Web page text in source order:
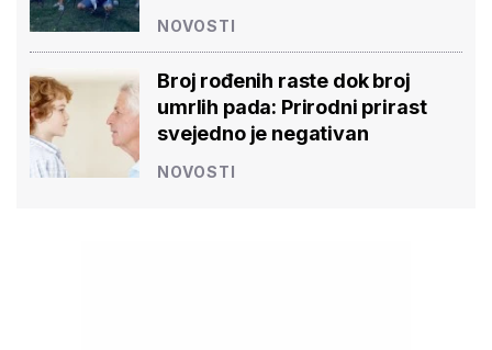
NOVOSTI
Broj rođenih raste dok broj
umrlih pada: Prirodni prirast
svejedno je negativan
NOVOSTI